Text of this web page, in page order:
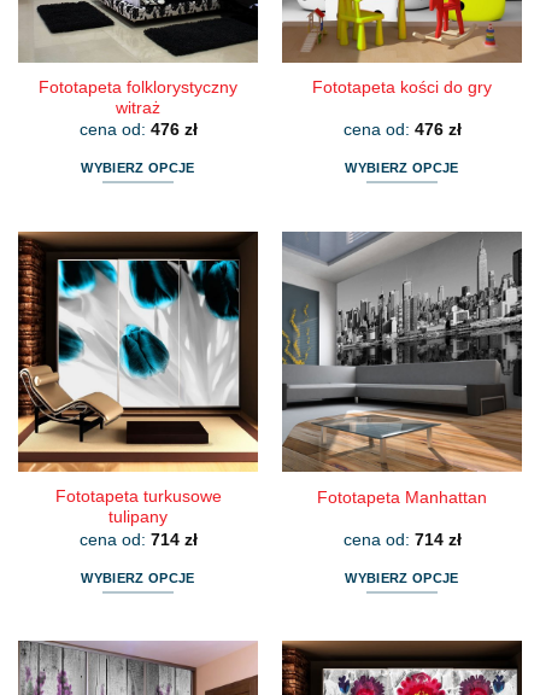
stronie
produktu
stronie
produktu
Fototapeta folklorystyczny
witraż
cena od: 476 zł
WYBIERZ OPCJE
ma
wiele
wariantów.
Opcje
można
wybrać
na
stronie
produktu
Fototapeta kości do gry
cena od: 476 zł
WYBIERZ OPCJE
ma
wariantów.
Opcje
można
na
stronie
produktu
Fototapeta turkusowe
tulipany
cena od: 714 zł
WYBIERZ OPCJE
ma
wiele
Fototapeta Manhattan
cena od: 714 zł
WYBIERZ OPCJE
ma
wiele